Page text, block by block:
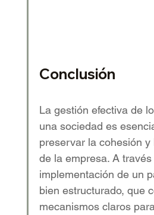
Conclusión
La gestión efectiva de
una sociedad es
preservar la cohesión y
de la empresa. A
implementación de un
bien estructurado, que
mecanismos claros